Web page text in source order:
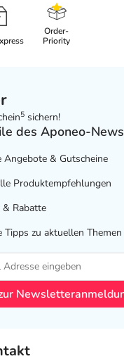
Order-
Priority
5 sichern!
des Aponeo-
Angebote & Gutscheine
Produktempfehlungen
Rabatte
Tipps zu aktuellen Themen